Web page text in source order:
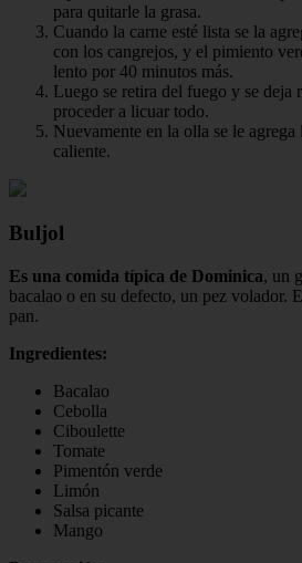
para quitarle la grasa.
Cuando la carne esté lista se la
con los cangrejos, y el pimiento
lento por 40 minutos más.
Luego se retira del fuego y se deja
proceder a licuar todo.
Nuevamente en la olla se le
caliente.
Buljol
Es una comida típica de Dominica, un
bacalao o en su defecto, un pez volador.
pan.
Ingredientes:
Bacalao
Cebolla
Ciboulette
Tomate
Pimentón verde
Limón
Salsa picante
Mango